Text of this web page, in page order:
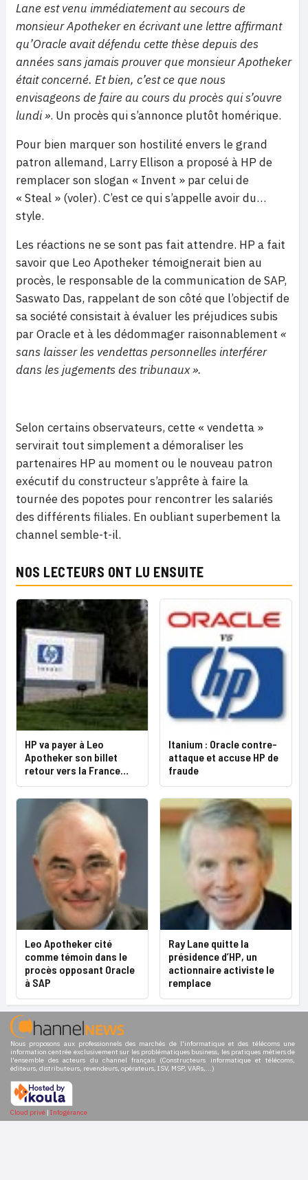
Lane est venu immédiatement au secours de
monsieur Apotheker en écrivant une lettre affirmant
qu’Oracle avait défendu cette thèse depuis des
années sans jamais prouver que monsieur Apotheker
était concerné. Et bien, c’est ce que nous
envisageons de faire au cours du procès qui s’ouvre
lundi ». Un procès qui s’annonce plutôt homérique.
Pour bien marquer son hostilité envers le grand
patron allemand, Larry Ellison a proposé à HP de
remplacer son slogan « Invent » par celui de
« Steal » (voler). C’est ce qui s’appelle avoir du…
style.
Les réactions ne se sont pas fait attendre. HP a fait
savoir que Leo Apotheker témoignerait bien au
procès, le responsable de la communication de SAP,
Saswato Das, rappelant de son côté que l’objectif de
sa société consistait à évaluer les préjudices subis
par Oracle et à les dédommager raisonnablement «
sans laisser les vendettas personnelles interférer
dans les jugements des tribunaux ».
Selon certains observateurs, cette « vendetta »
servirait tout simplement a démoraliser les
partenaires HP au moment ou le nouveau patron
exécutif du constructeur s’apprête à faire la
tournée des popotes pour rencontrer les salariés
des différents filiales. En oubliant superbement la
channel semble-t-il.
NOS LECTEURS ONT LU ENSUITE
HP va payer à Leo
Apotheker son billet
retour vers la France…
Itanium : Oracle contre-
attaque et accuse HP de
fraude
Leo Apotheker cité
comme témoin dans le
procès opposant Oracle
à SAP
Ray Lane quitte la
présidence d’HP, un
actionnaire activiste le
remplace
Nous proposons aux professionnels des marchés de l'informatique et des télécoms une
information centrée exclusivement sur les problématiques business, les pratiques métiers de
l'ensemble des acteurs du channel français (Constructeurs informatique et télécoms,
éditeurs, distributeurs, revendeurs, opérateurs, ISV, MSP, VARs,...)
Cloud privé | Infogérance